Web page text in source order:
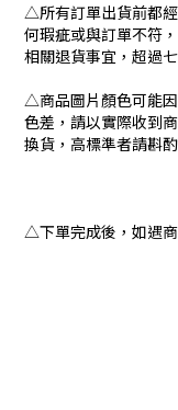
△所有訂單出貨前都
何瑕疵或與訂單不符
相關退貨事宜，超過
△商品圖片顏色可能
色差，請以實際收到
換貨，高標準者請斟
△下單完成後，如遇